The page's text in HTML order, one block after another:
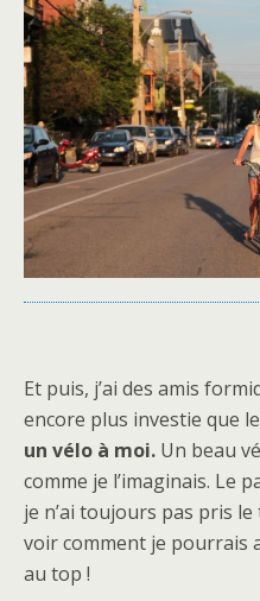
Et puis, j’ai des amis
encore plus investie que
un vélo à moi. Un beau
comme je l’imaginais. Le
je n’ai toujours pas pris
voir comment je pourrais
au top !